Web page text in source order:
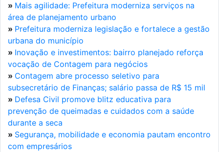
» Mais agilidade: Prefeitura moderniza serviços na
área de planejamento urbano
» Prefeitura moderniza legislação e fortalece a gestão
urbana do município
» Inovação e investimentos: bairro planejado reforça
vocação de Contagem para negócios
» Contagem abre processo seletivo para
subsecretário de Finanças; salário passa de R$ 15 mil
» Defesa Civil promove blitz educativa para
prevenção de queimadas e cuidados com a saúde
durante a seca
» Segurança, mobilidade e economia pautam encontro
com empresários